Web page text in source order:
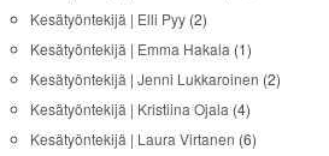
Kesätyöntekijä | Elli Pyy(2)
Kesätyöntekijä | Emma Hakala (1)
Kesätyöntekijä | Jenni Lukkaroinen (2)
Kesätyöntekijä | Kristiina Ojala (4)
Kesätyöntekijä | Laura Virtanen (6)